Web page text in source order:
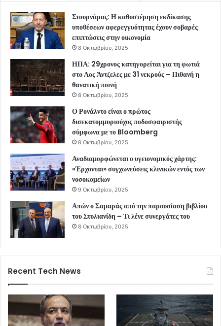
Στουρνάρας: Η καθυστέρηση εκδίκασης
υποθέσεων αφερεγγυότητας έχουν σοβαρές
επιπτώσεις στην οικονομία
8 Οκτωβρίου, 2025
ΗΠΑ: 29χρονος κατηγορείται για τη φωτιά
στο Λος Άντζελες με 31 νεκρούς – Πιθανή η
θανατική ποινή
8 Οκτωβρίου, 2025
Ο Ρονάλντο είναι ο πρώτος
δισεκατομμυριούχος ποδοσφαιριστής
σύμφωνα με το Bloomberg
8 Οκτωβρίου, 2025
Αναδιαμορφώνεται ο υγειονομικός χάρτης:
«Έρχονται» συγχωνεύσεις κλινικών εντός των
νοσοκομείων
9 Οκτωβρίου, 2025
Απών ο Σαμαράς από την παρουσίαση βιβλίου
του Στυλιανίδη – Τι λένε συνεργάτες του
8 Οκτωβρίου, 2025
Recent Tech News